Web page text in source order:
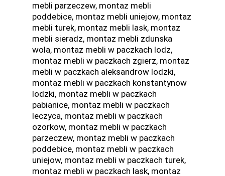
mebli parzeczew, montaz mebli
poddebice, montaz mebli uniejow, montaz
mebli turek, montaz mebli lask, montaz
mebli sieradz, montaz mebli zdunska
wola, montaz mebli w paczkach lodz,
montaz mebli w paczkach zgierz, montaz
mebli w paczkach aleksandrow lodzki,
montaz mebli w paczkach konstantynow
lodzki, montaz mebli w paczkach
pabianice, montaz mebli w paczkach
leczyca, montaz mebli w paczkach
ozorkow, montaz mebli w paczkach
parzeczew, montaz mebli w paczkach
poddebice, montaz mebli w paczkach
uniejow, montaz mebli w paczkach turek,
montaz mebli w paczkach lask, montaz